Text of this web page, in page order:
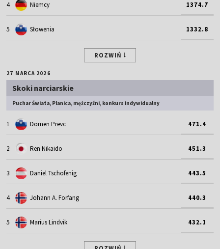
4 Niemcy 1374.7
5 Słowenia 1332.8
ROZWIŃ
27 MARCA 2026
Skoki narciarskie
Puchar Świata, Planica, mężczyźni, konkurs indywidualny
1 Domen Prevc 471.4
2 Ren Nikaido 451.3
3 Daniel Tschofenig 443.5
4 Johann A. Forfang 440.3
5 Marius Lindvik 432.1